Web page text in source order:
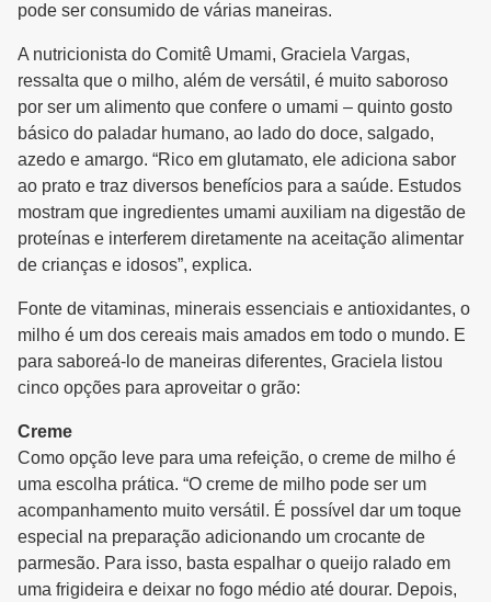
pode ser consumido de várias maneiras.
A nutricionista do Comitê Umami, Graciela Vargas,
ressalta que o milho, além de versátil, é muito saboroso
por ser um alimento que confere o umami – quinto gosto
básico do paladar humano, ao lado do doce, salgado,
azedo e amargo. “Rico em glutamato, ele adiciona sabor
ao prato e traz diversos benefícios para a saúde. Estudos
mostram que ingredientes umami auxiliam na digestão de
proteínas e interferem diretamente na aceitação alimentar
de crianças e idosos”, explica.
Fonte de vitaminas, minerais essenciais e antioxidantes, o
milho é um dos cereais mais amados em todo o mundo. E
para saboreá-lo de maneiras diferentes, Graciela listou
cinco opções para aproveitar o grão:
Creme
Como opção leve para uma refeição, o creme de milho é
uma escolha prática. “O creme de milho pode ser um
acompanhamento muito versátil. É possível dar um toque
especial na preparação adicionando um crocante de
parmesão. Para isso, basta espalhar o queijo ralado em
uma frigideira e deixar no fogo médio até dourar. Depois,